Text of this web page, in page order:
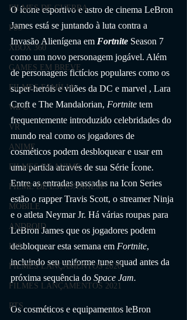
FILMES DE GUERRA
PS3
XBOX 360
GAMES EM BREVE
FILMES FAMÍLIA
Wii U
VR
ANIME
FILMES DE ANIME
FILME DE ESPIONAGEM
MOBILE
ANDROID
IOS
FILMES LANÇAMENTOS 2020
FILMES LANÇAMENTOS 2021
RTS
O ícone esportivo e astro de cinema LeBron
James está se juntando à luta contra a
Invasão Alienígena em Fortnite Season 7
como um novo personagem jogável. Além
de personagens fictícios populares como os
super-heróis e vilões da DC e marvel , Lara
Croft e The Mandalorian, Fortnite tem
frequentemente introduzido celebridades do
mundo real como os jogadores de
cosméticos podem desbloquear e usar em
uma partida através de sua Série Ícone.
Entre as entradas passadas na Icon Series
estão o rapper Travis Scott, o streamer Ninja
e o atleta Neymar Jr. Há várias roupas para
LeBron James que os jogadores podem
desbloquear esta semana em Fortnite,
incluindo seu uniforme tune squad antes da
próxima sequência do Space Jam.
Os cosméticos e equipamentos leBron